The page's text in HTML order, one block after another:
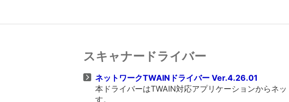
スキャナードライバー
ネットワークTWAINドライバー Ver.4.26.01
本ドライバーはTWAIN対応アプリケーションからネ
す。